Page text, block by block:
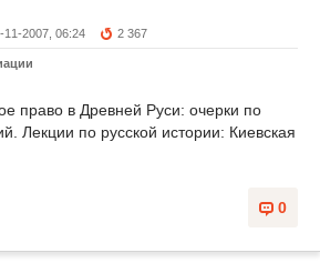
11-2007, 06:24 2 367
право в Древней Руси: очерки по
Лекции по русской истории: Киевская
0